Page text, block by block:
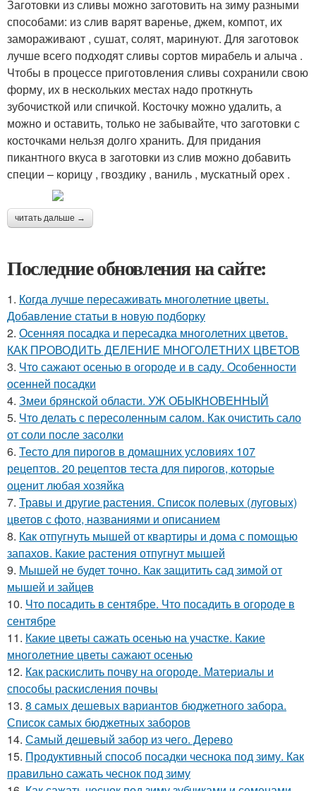
Заготовки из сливы можно заготовить на зиму разными
способами: из слив варят варенье, джем, компот, их
замораживают , сушат, солят, маринуют. Для заготовок
лучше всего подходят сливы сортов мирабель и алыча .
Чтобы в процессе приготовления сливы сохранили свою
форму, их в нескольких местах надо проткнуть
зубочисткой или спичкой. Косточку можно удалить, а
можно и оставить, только не забывайте, что заготовки с
косточками нельзя долго хранить. Для придания
пикантного вкуса в заготовки из слив можно добавить
специи – корицу , гвоздику , ваниль , мускатный орех .
читать дальше →
Последние обновления на сайте:
1. Когда лучше пересаживать многолетние цветы.
Добавление статьи в новую подборку
2. Осенняя посадка и пересадка многолетних цветов.
КАК ПРОВОДИТЬ ДЕЛЕНИЕ МНОГОЛЕТНИХ ЦВЕТОВ
3. Что сажают осенью в огороде и в саду. Особенности
осенней посадки
4. Змеи брянской области. УЖ ОБЫКНОВЕННЫЙ
5. Что делать с пересоленным салом. Как очистить сало
от соли после засолки
6. Тесто для пирогов в домашних условиях 107
рецептов. 20 рецептов теста для пирогов, которые
оценит любая хозяйка
7. Травы и другие растения. Список полевых (луговых)
цветов с фото, названиями и описанием
8. Как отпугнуть мышей от квартиры и дома с помощью
запахов. Какие растения отпугнут мышей
9. Мышей не будет точно. Как защитить сад зимой от
мышей и зайцев
10. Что посадить в сентябре. Что посадить в огороде в
сентябре
11. Какие цветы сажать осенью на участке. Какие
многолетние цветы сажают осенью
12. Как раскислить почву на огороде. Материалы и
способы раскисления почвы
13. 8 самых дешевых вариантов бюджетного забора.
Список самых бюджетных заборов
14. Самый дешевый забор из чего. Дерево
15. Продуктивный способ посадки чеснока под зиму. Как
правильно сажать чеснок под зиму